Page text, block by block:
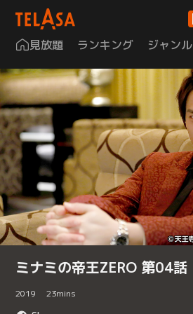
見放題 ランキング ジャンル
ミナミの帝王ZERO 第04話
2019 23mins